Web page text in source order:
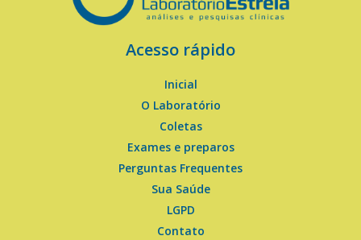
Acesso rápido
Inicial
O Laboratório
Coletas
Exames e preparos
Perguntas Frequentes
Sua Saúde
LGPD
Contato